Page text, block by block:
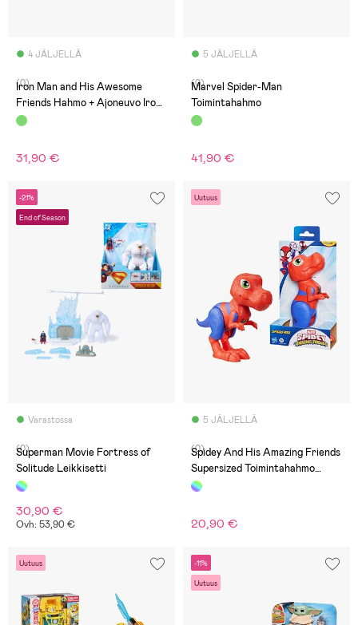
4 JÄLJELLÄ
(0)
Iron Man and His Awesome
Friends Hahmo + Ajoneuvo Iron
Hulk
31,90 €
5 JÄLJELLÄ
(0)
Marvel Spider-Man
Toimintahahmo
41,90 €
-21%
End of Season
Varastossa
(0)
Superman Movie Fortress of
Solitude Leikkisetti
30,90 €
Ovh: 53,90 €
Uutuus
5 JÄLJELLÄ
(0)
Spidey And His Amazing Friends
Supersized Toimintahahmo
Spidey-Rex 23 cm
20,90 €
Uutuus -11%
Uutuus